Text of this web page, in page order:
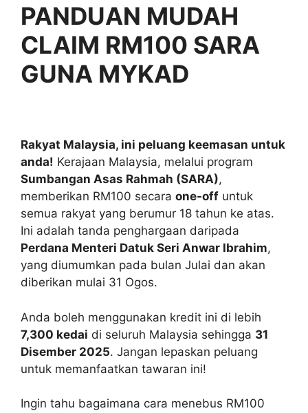
PANDUAN MUDAH
CLAIM RM100 SARA
GUNA MYKAD
Rakyat Malaysia, ini peluang keemasan untuk
anda! Kerajaan Malaysia, melalui program
Sumbangan Asas Rahmah (SARA),
memberikan RM100 secara one-off untuk
semua rakyat yang berumur 18 tahun ke atas.
Ini adalah tanda penghargaan daripada
Perdana Menteri Datuk Seri Anwar Ibrahim,
yang diumumkan pada bulan Julai dan akan
diberikan mulai 31 Ogos.
Anda boleh menggunakan kredit ini di lebih
7,300 kedai di seluruh Malaysia sehingga 31
Disember 2025. Jangan lepaskan peluang
untuk memanfaatkan tawaran ini!
Ingin tahu bagaimana cara menebus RM100